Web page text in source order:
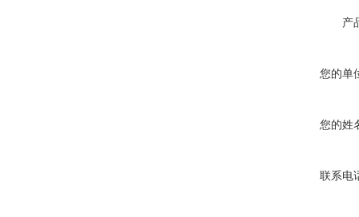
产
您的单
您的姓
联系电